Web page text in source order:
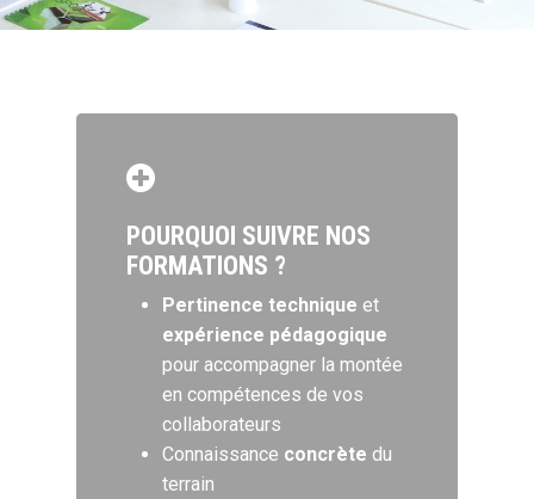
POURQUOI SUIVRE NOS
FORMATIONS ?
Pertinence technique et
expérience pédagogique
pour accompagner la montée
en compétences de vos
collaborateurs
Connaissance concrète du
terrain